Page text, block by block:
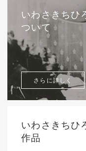
いわさきちひ
ついて
さらに詳しく
いわさきちひ
作品